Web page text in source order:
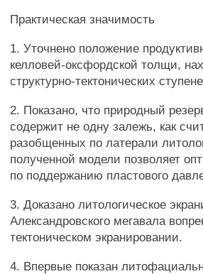
Практическая значимость
1. Уточнено положение
келловей-оксфордской толщи,
структурно-тектонических
2. Показано, что природный
содержит не одну залежь, как
разобщенных по латерали
полученной модели позволяет
по поддержанию пластового
3. Доказано литологическое
Александровского мегавала
тектоническом экранировании.
4. Впервые показан